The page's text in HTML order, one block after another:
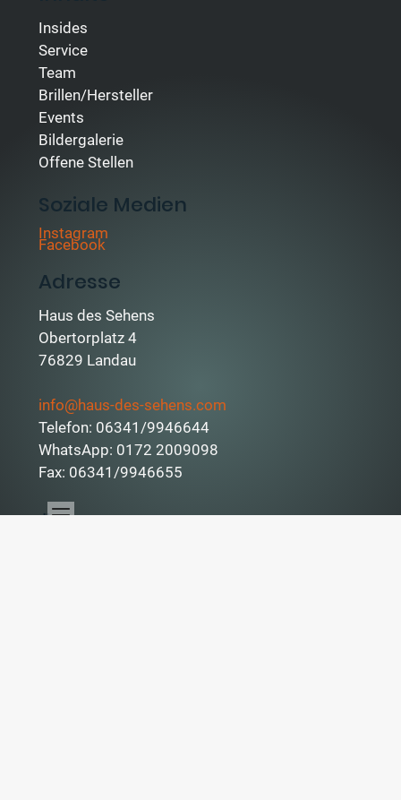
Insides
Service
Team
Brillen/Hersteller
Events
Bildergalerie
Offene Stellen
Soziale Medien
Instagram
Facebook
Adresse
Haus des Sehens
Obertorplatz 4
76829 Landau
info@haus-des-sehens.com
Telefon: 06341/9946644
WhatsApp: 0172 2009098
Fax: 06341/9946655
Öffnungszeiten